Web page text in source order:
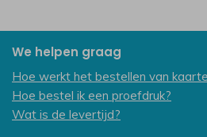
We helpen graag
Hoe werkt het bestellen van
Hoe bestel ik een proefdruk?
Wat is de levertijd?